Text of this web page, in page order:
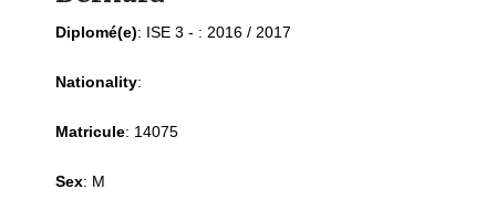
Diplomé(e): ISE 3 - : 2016 / 2017
Nationality:
Matricule: 14075
Sex: M